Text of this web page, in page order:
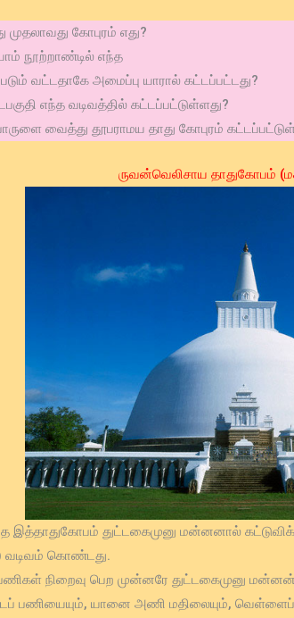
கோபுரம் எது?
நூற்றாண்டில் எந்த
வட்டதாகே அமைப்பு யாரால் கட்டப்பட்டது?
எந்த வடிவத்தில் கட்டப்பட்டுள்ளது?
வைத்து தூபராமய தாது கோபுரம்
ருவன்வெலிசாய தாதுகோபம்
இத்தாதுகோபம் துட்டகைமுனு மன்னனால்
) வடிவம் கொண்டது.
நிறைவு பெற முன்னரே துட்டகைமுனு
பணியையும், யானை அணி மதிலையும், வெள்ளைப்